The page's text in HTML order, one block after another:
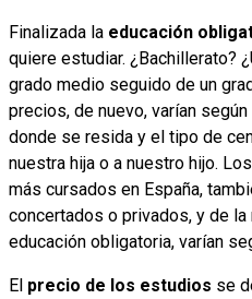
Finalizada la educación
quiere estudiar. ¿Bachillerato?
grado medio seguido de un
precios, de nuevo, varían
donde se resida y el tipo de
nuestra hija o a nuestro hijo. Los
más cursados en España,
concertados o privados, y de la
educación obligatoria, varían
El precio de los estudios se